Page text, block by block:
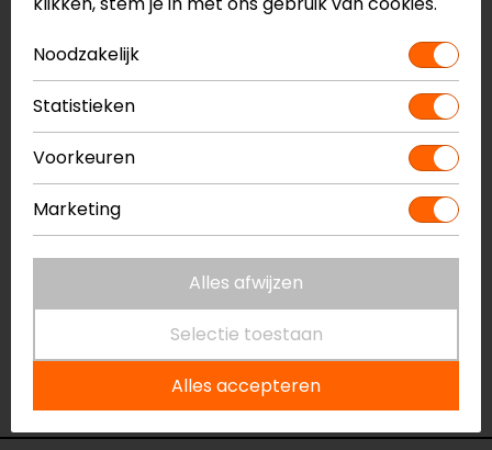
Naam
Aviator II Motorjas
Model
Kleur
Aanritsbaar
Certificeringsklasse
AA
Materiaal
Leer
Urban, Klassiek
Seizoen
Zomer
Ventilatieritsen
Lange mouwen thermo
Noodzakelijk
Statistieken
Voorkeuren
Marketing
Alles afwijzen
Selectie toestaan
Alles accepteren